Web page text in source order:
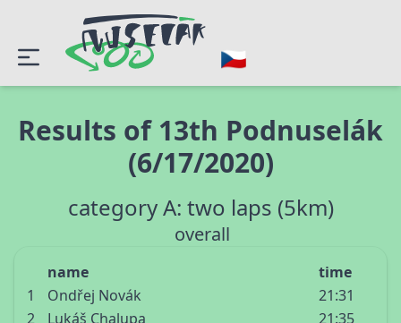
Results of 13th Podnuselák
(6/17/2020)
category A: two laps (5km)
overall
name
time
1
Ondřej Novák
21:31
2
Lukáš Chalupa
21:35